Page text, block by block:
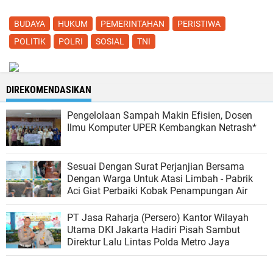
BUDAYA HUKUM PEMERINTAHAN
PERISTIWA
POLITIK
POLRI SOSIAL TNI
DIREKOMENDASIKAN
Pengelolaan Sampah Makin Efisien, Dosen
Ilmu Komputer UPER Kembangkan Netrash*
Sesuai Dengan Surat Perjanjian Bersama
Dengan Warga Untuk Atasi Limbah - Pabrik
Aci Giat Perbaiki Kobak Penampungan Air
PT Jasa Raharja (Persero) Kantor Wilayah
Utama DKI Jakarta Hadiri Pisah Sambut
Direktur Lalu Lintas Polda Metro Jaya